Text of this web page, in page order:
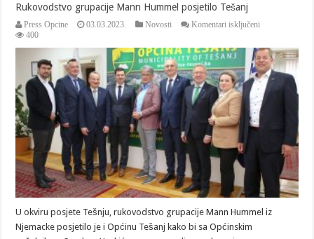
Rukovodstvo grupacije Mann Hummel posjetilo Tešanj
Press Opcine 03.03.2023. Novosti Komentari isključeni
Mann
Hummel
posjetilo
Tešanj
400
U okviru posjete Tešnju, rukovodstvo grupacije Mann Hummel iz
Njemacke posjetilo je i Općinu Tešanj kako bi sa Općinskim